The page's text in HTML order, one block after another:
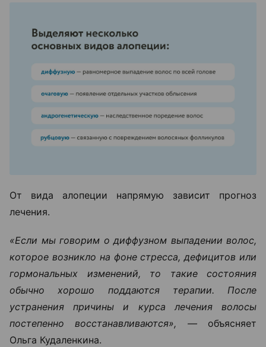
От вида алопеции напрямую зависит прогноз
лечения.
«Если мы говорим о диффузном выпадении волос,
которое возникло на фоне стресса, дефицитов или
гормональных изменений, то такие состояния
обычно хорошо поддаются терапии. После
устранения причины и курса лечения волосы
постепенно восстанавливаются», —объясняет
Ольга Кудаленкина.